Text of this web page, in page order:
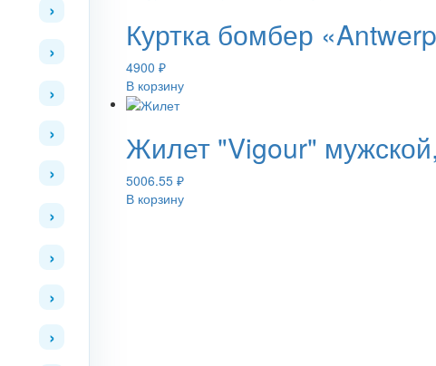
Куртка бомбер
4900 ₽
В корзину
Жилет "Vigour"
5006.55 ₽
В корзину